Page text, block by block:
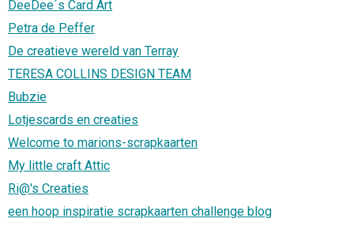
DeeDee´s Card Art
Petra de Peffer
De creatieve wereld van Terray
TERESA COLLINS DESIGN TEAM
Bubzie
Lotjescards en creaties
Welcome to marions-scrapkaarten
My little craft Attic
Ri@'s Creaties
een hoop inspiratie scrapkaarten challenge blog